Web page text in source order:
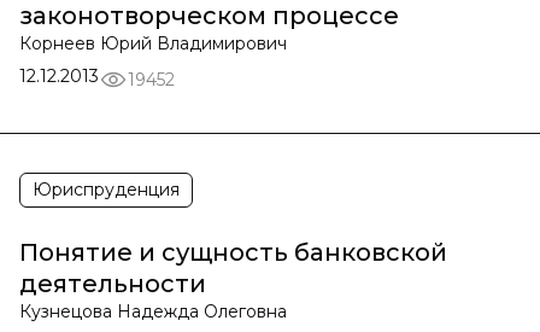
законотворческом процессе
Корнеев Юрий Владимирович
12.12.2013
19452
Юриспруденция
Понятие и сущность банковской
деятельности
Кузнецова Надежда Олеговна